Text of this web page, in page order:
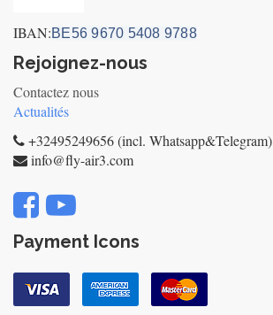
IBAN:BE56 9670 5408 9788
Rejoignez-nous
Contactez nous
Actualités
+32495249656 (incl. Whatsapp&Telegram)
info@fly-air3.com
Payment Icons